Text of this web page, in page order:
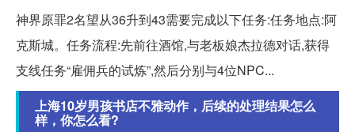
神界原罪2名望从36升到43需要完成以下任务:任务地点:阿
克斯城。任务流程:先前往酒馆,与老板娘杰拉德对话,获得
支线任务“雇佣兵的试炼”,然后分别与4位NPC...
上海10岁男孩书店不雅动作，后续的处理结果怎么
样，你怎么看?